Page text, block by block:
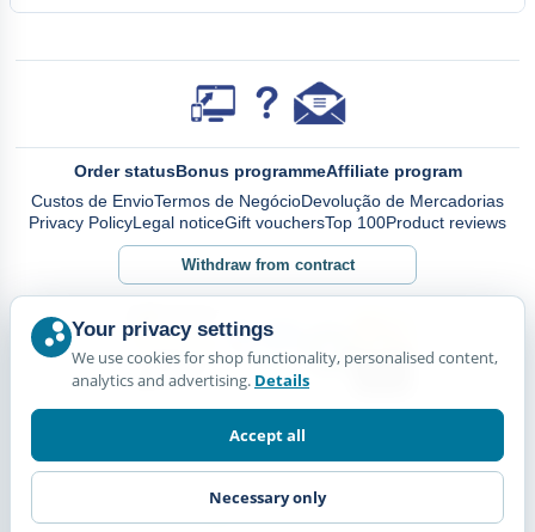
Order statusBonus programmeAffiliate program
Custos de EnvioTermos de NegócioDevolução de Mercadorias
Privacy PolicyLegal noticeGift vouchersTop 100Product reviews
Withdraw from contract
Your privacy settings
We use cookies for shop functionality, personalised content,
analytics and advertising. Details
Accept all
Necessary only